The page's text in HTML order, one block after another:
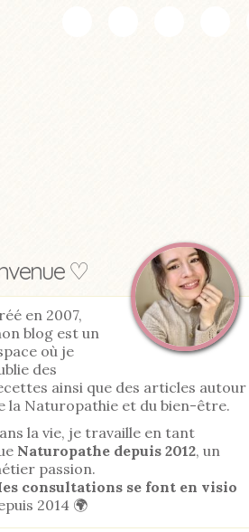
♡
en 2007,
blog est un
où je
des
ainsi que des articles autour
la Naturopathie et du bien-être.
la vie, je travaille en tant
Naturopathe depuis 2012, un
passion.
consultations se font en visio
2014 🌍